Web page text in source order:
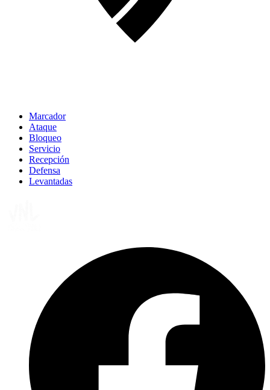
Marcador
Ataque
Bloqueo
Servicio
Recepción
Defensa
Levantadas